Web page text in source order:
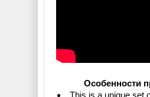
Особенности
This is a unique set